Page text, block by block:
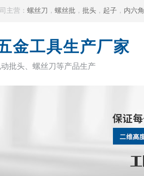
主营： 螺丝刀 ， 螺丝批 ， 批头 ， 起子 ， 内六角
金工具生产厂家
批头、螺丝刀等产品生产